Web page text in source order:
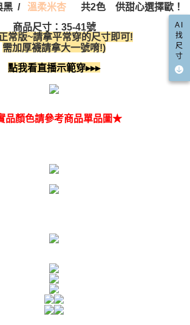
#terms3
若未經同意申辦者引起之損失，本公司不負相關責
後付」時，將依據個別帳號之用戶狀況，依本公司即
額度；若仍有額度不足之情形，本公司將視審查結果
。
帳號或使用他人資訊註冊。若發現惡意使用之情形，
將有權停止該用戶之使用額度並採取法律行動。
含以上)免運費
含以上)免運費
配送，勿填寫順豐智能櫃地址) 查看運費
查看運費
黑 / 溫柔米杏共2色 供甜心選擇歐！
商品尺寸：35-41號
常版~請拿平常穿的尺寸即可!
需加厚襪請拿大一號唷!)
點我看直播示範穿▸▸▸
品顏色請參考商品單品圖★
AI
找
尺
寸